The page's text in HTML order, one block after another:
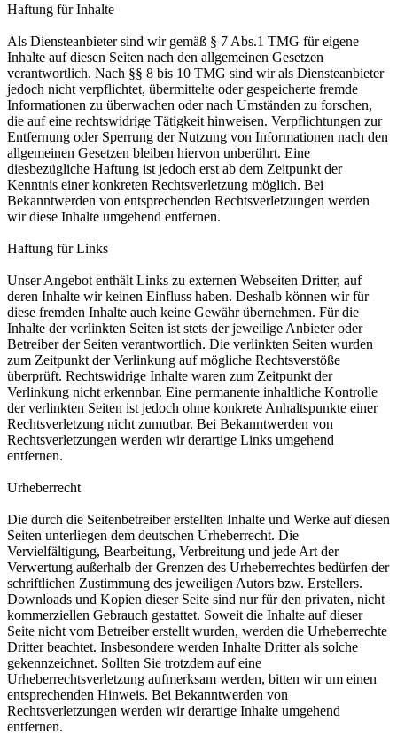
Haftung für Inhalte
Als Diensteanbieter sind wir gemäß § 7 Abs.1 TMG für eigene
Inhalte auf diesen Seiten nach den allgemeinen Gesetzen
verantwortlich. Nach §§ 8 bis 10 TMG sind wir als Diensteanbieter
jedoch nicht verpflichtet, übermittelte oder gespeicherte fremde
Informationen zu überwachen oder nach Umständen zu forschen,
die auf eine rechtswidrige Tätigkeit hinweisen. Verpflichtungen zur
Entfernung oder Sperrung der Nutzung von Informationen nach den
allgemeinen Gesetzen bleiben hiervon unberührt. Eine
diesbezügliche Haftung ist jedoch erst ab dem Zeitpunkt der
Kenntnis einer konkreten Rechtsverletzung möglich. Bei
Bekanntwerden von entsprechenden Rechtsverletzungen werden
wir diese Inhalte umgehend entfernen.
Haftung für Links
Unser Angebot enthält Links zu externen Webseiten Dritter, auf
deren Inhalte wir keinen Einfluss haben. Deshalb können wir für
diese fremden Inhalte auch keine Gewähr übernehmen. Für die
Inhalte der verlinkten Seiten ist stets der jeweilige Anbieter oder
Betreiber der Seiten verantwortlich. Die verlinkten Seiten wurden
zum Zeitpunkt der Verlinkung auf mögliche Rechtsverstöße
überprüft. Rechtswidrige Inhalte waren zum Zeitpunkt der
Verlinkung nicht erkennbar. Eine permanente inhaltliche Kontrolle
der verlinkten Seiten ist jedoch ohne konkrete Anhaltspunkte einer
Rechtsverletzung nicht zumutbar. Bei Bekanntwerden von
Rechtsverletzungen werden wir derartige Links umgehend
entfernen.
Urheberrecht
Die durch die Seitenbetreiber erstellten Inhalte und Werke auf diesen
Seiten unterliegen dem deutschen Urheberrecht. Die
Vervielfältigung, Bearbeitung, Verbreitung und jede Art der
Verwertung außerhalb der Grenzen des Urheberrechtes bedürfen der
schriftlichen Zustimmung des jeweiligen Autors bzw. Erstellers.
Downloads und Kopien dieser Seite sind nur für den privaten, nicht
kommerziellen Gebrauch gestattet. Soweit die Inhalte auf dieser
Seite nicht vom Betreiber erstellt wurden, werden die Urheberrechte
Dritter beachtet. Insbesondere werden Inhalte Dritter als solche
gekennzeichnet. Sollten Sie trotzdem auf eine
Urheberrechtsverletzung aufmerksam werden, bitten wir um einen
entsprechenden Hinweis. Bei Bekanntwerden von
Rechtsverletzungen werden wir derartige Inhalte umgehend
entfernen.